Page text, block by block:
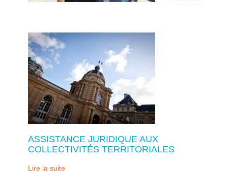
ASSISTANCE JURIDIQUE AUX
COLLECTIVITÉS TERRITORIALES
Lire la suite